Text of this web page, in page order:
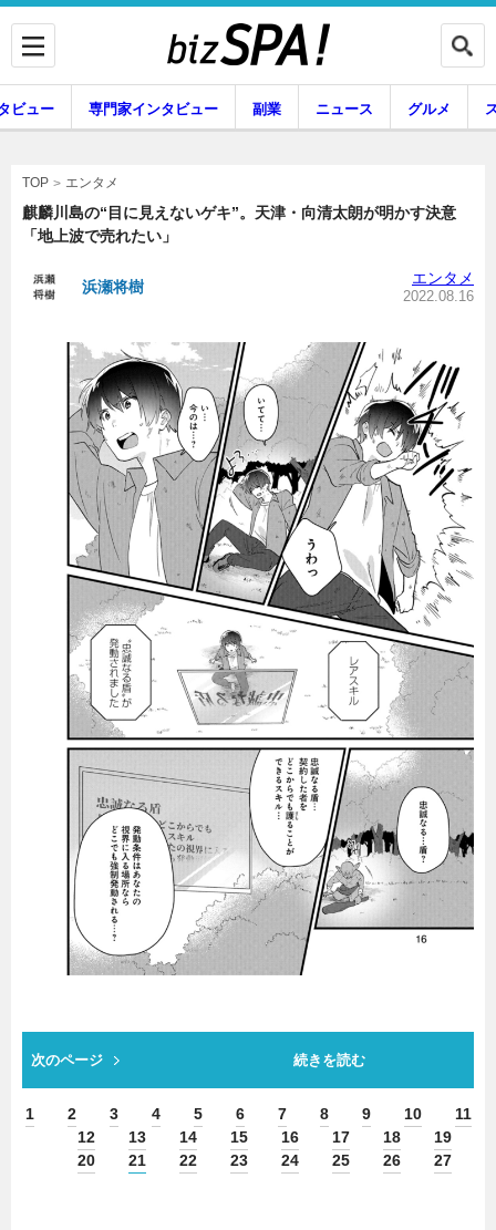
専門家インタビュー
副業 ニュース
グルメ スキル
暮らし エンタメ
連載一覧
ビュー 専門家インタビュー 副業 ニュース グルメ
TOP エンタメ
麒麟川島の“目に見えないゲキ”。天津・向清太朗が明かす決意
「地上波で売れたい」
浜瀬将樹 エンタメ
2022.08.16
次のページ 続きを読む
1 2 3 4 5 6 7 8 9 10
11
12
13 14 15 16 17 18
19
20
21 22 23 24 25 26 27